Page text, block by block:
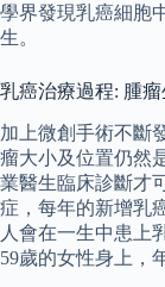
學界發現乳癌細胞
生。
乳癌治療過程: 腫
加上微創手術不斷
瘤大小及位置仍然
業醫生臨床診斷才
症，每年的新增乳
人會在一生中患上
59歲的女性身上，